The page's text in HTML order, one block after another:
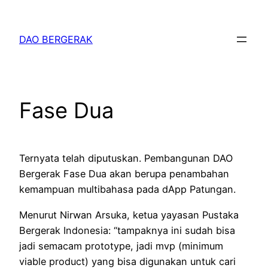
content
DAO BERGERAK
Fase Dua
Ternyata telah diputuskan. Pembangunan DAO
Bergerak Fase Dua akan berupa penambahan
kemampuan multibahasa pada dApp Patungan.
Menurut Nirwan Arsuka, ketua yayasan Pustaka
Bergerak Indonesia: “tampaknya ini sudah bisa
jadi semacam prototype, jadi mvp (minimum
viable product) yang bisa digunakan untuk cari